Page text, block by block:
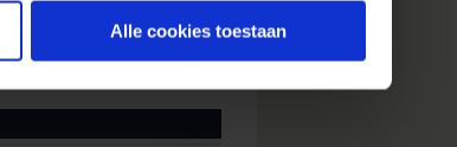
Alle cookies toestaan